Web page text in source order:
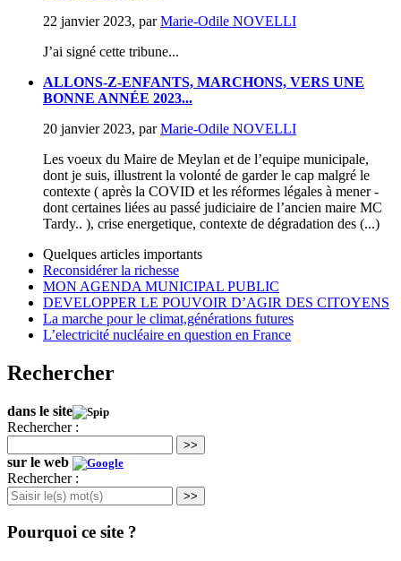
22 janvier 2023, parMarie-Odile NOVELLI
J’ai signé cette tribune...
ALLONS-Z-ENFANTS, MARCHONS, VERS UNE
BONNE ANNÉE 2023...
20 janvier 2023, parMarie-Odile NOVELLI
Les voeux du Maire de Meylan et de l’equipe municipale,
dont je suis, illustrent la volonté de garder le cap malgré le
contexte ( après la COVID et les réformes légales à mener -
dont certaines liées au passé judiciaire de l’ancien maire MC
Tardy.. ), crise energetique, contexte de dégradation des (...)
Quelques articles importants
Reconsidérer la richesse
MON AGENDA MUNICIPAL PUBLIC
DEVELOPPER LE POUVOIR D’AGIR DES CITOYENS
La marche pour le climat,générations futures
L’electricité nucléaire en question en France
Rechercher
dans le site
Rechercher :
>>
sur le web
Rechercher :
>>
Pourquoi ce site ?